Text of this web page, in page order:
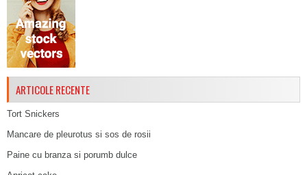
ARTICOLE RECENTE
Tort Snickers
Mancare de pleurotus si sos de rosii
Paine cu branza si porumb dulce